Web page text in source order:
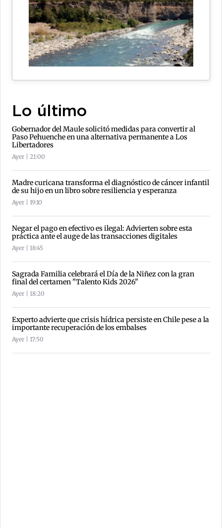
Lo último
Gobernador del Maule solicitó medidas para convertir al
Paso Pehuenche en una alternativa permanente a Los
Libertadores
Ayer | 21:00
Madre curicana transforma el diagnóstico de cáncer infantil
de su hijo en un libro sobre resiliencia y esperanza
Ayer | 19:10
Negar el pago en efectivo es ilegal: Advierten sobre esta
práctica ante el auge de las transacciones digitales
Ayer | 18:45
Sagrada Familia celebrará el Día de la Niñez con la gran
final del certamen "Talento Kids 2026"
Ayer | 18:20
Experto advierte que crisis hídrica persiste en Chile pese a la
importante recuperación de los embalses
Ayer | 17:50